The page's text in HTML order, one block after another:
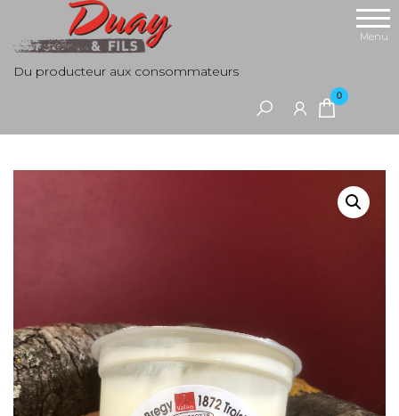
Du producteur aux consommateurs
0
Menu